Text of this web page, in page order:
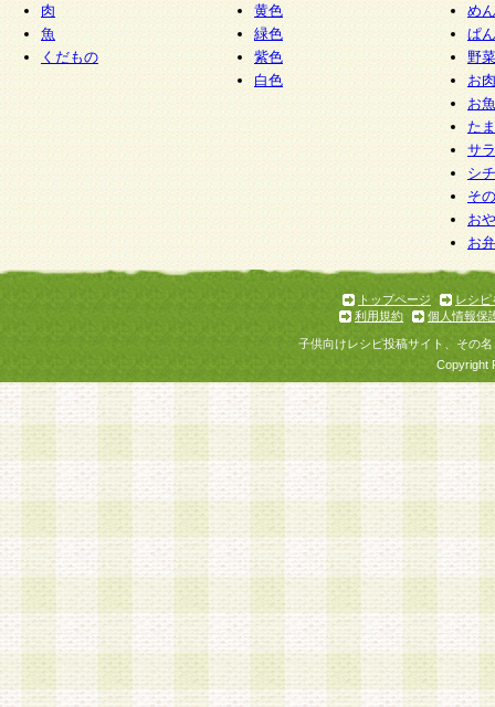
肉
魚
くだもの
黄色
緑色
紫色
白色
めん
ぱん
野
お
お
た
サ
シ
そ
お
お
トップページ
レシピ
利用規約
個人情報保
子供向けレシピ投稿サイト、その
Copyright